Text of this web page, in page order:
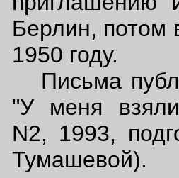
Берлин, потом
1950 году.
Письма
"У меня
N2, 1993,
Тумашевой).